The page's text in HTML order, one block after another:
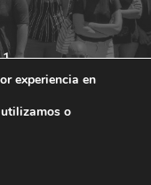
HAUTEROCHE
experiencia en
utilizamos o